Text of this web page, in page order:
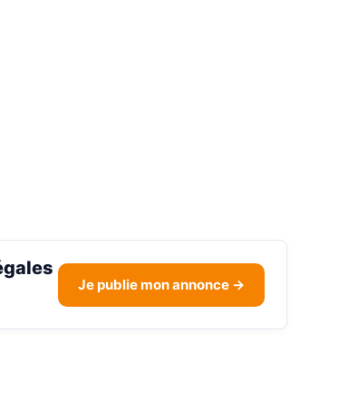
Je publie mon annonce →